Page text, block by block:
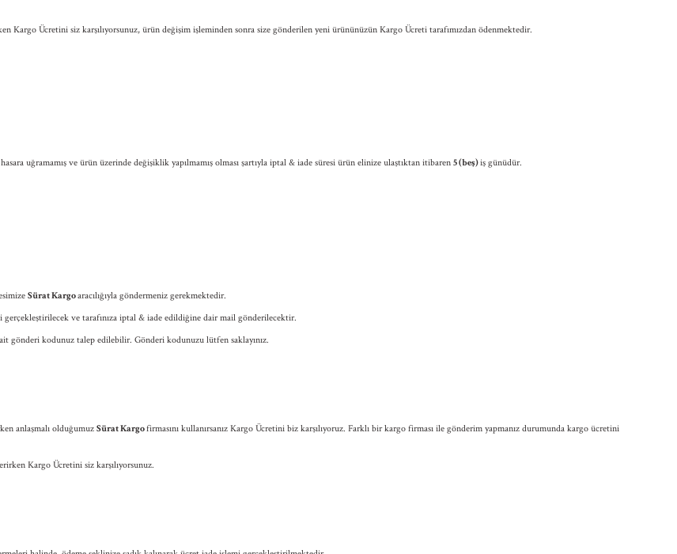
Kargo Ücretini siz karşılıyorsunuz, ürün değişim işleminden sonra size gönderilen yeni ürününüzün Kargo Ücreti tarafımızdan ödenmektedir.
uğramamış ve ürün üzerinde değişiklik yapılmamış olması şartıyla iptal & iade süresi ürün elinize ulaştıktan itibaren 5 (beş)iş günüdür.
Sürat Kargoaracılığıyla göndermeniz gerekmektedir.
ve tarafınıza iptal & iade edildiğine dair mail gönderilecektir.
gönderi kodunuz talep edilebilir. Gönderi kodunuzu lütfen saklayınız.
anlaşmalı olduğumuz Sürat Kargofirmasını kullanırsanız Kargo Ücretini biz karşılıyoruz. Farklı bir kargo firması ile gönderim yapmanız durumunda kargo ücretini
Kargo Ücretini siz karşılıyorsunuz.